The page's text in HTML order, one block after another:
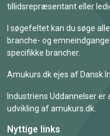
tillidsrepræsentant eller
I søgefeltet kan du søge
branche- og
specifikke brancher.
Amukurs.dk ejes af Dansk
Industriens Uddannelser
udvikling af amukurs.dk.
Nyttige links